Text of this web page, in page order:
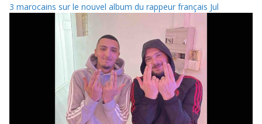
3 marocains sur le nouvel album du rappeur français Jul